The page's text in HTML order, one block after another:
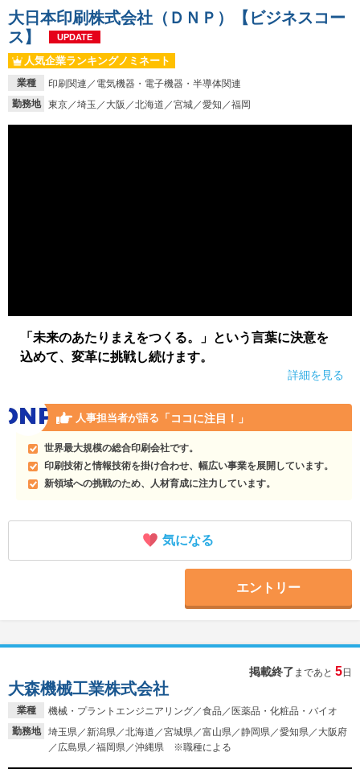
業種
印刷関連／電気機器・電子機器・半導体関連
勤務地
東京／埼玉／大阪／北海道／宮城／愛知／福岡
大日本印刷株式会社（ＤＮＰ）【ビジネスコー
ス】
UPDATE
人気企業ランキングノミネート
「未来のあたりまえをつくる。」という言葉に決意を
込めて、変革に挑戦し続けます。
詳細を見る
人事担当者が語る 「ココに注目！」
世界最大規模の総合印刷会社です。
印刷技術と情報技術を掛け合わせ、幅広い事業を展開しています。
新領域への挑戦のため、人材育成に注力しています。
気になる
エントリー
掲載終了 まであと 5日
業種
機械・プラントエンジニアリング／食品／医薬品・化粧品・バイオ
勤務地
埼玉県／新潟県／北海道／宮城県／富山県／静岡県／愛知県／大阪府
／広島県／福岡県／沖縄県 ※職種による
大森機械工業株式会社